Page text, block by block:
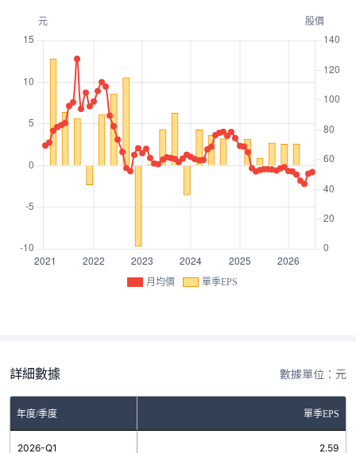
月均價 單季EPS
詳細數據 數據單位：元
年度/季度 單季EPS
2026-Q1 2.59